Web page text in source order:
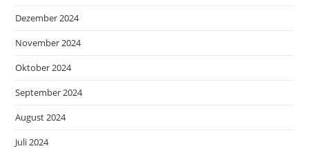
Dezember 2024
November 2024
Oktober 2024
September 2024
August 2024
Juli 2024